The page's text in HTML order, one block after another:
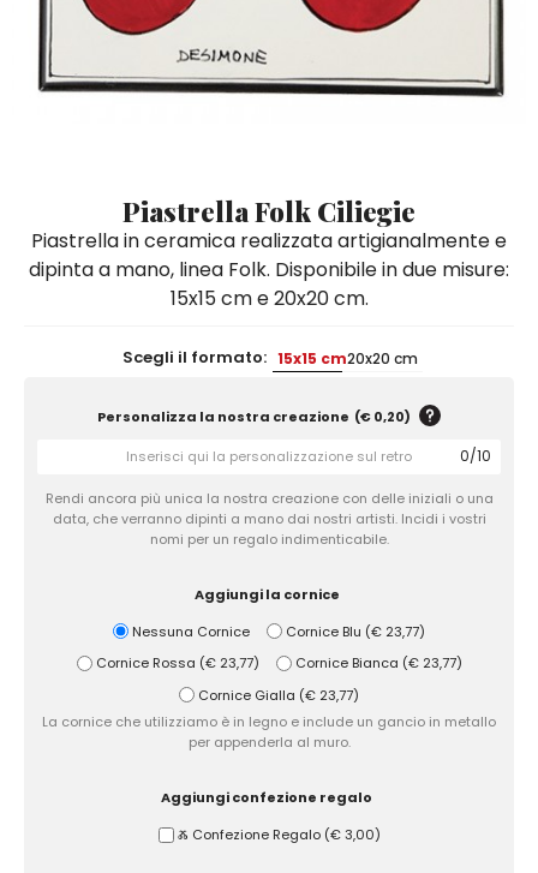
Piastrella Folk Ciliegie
Piastrella in ceramica realizzata artigianalmente e
dipinta a mano, linea Folk. Disponibile in due misure:
15x15 cm e 20x20 cm.
Scegli il formato: 15x15 cm20x20 cm
Personalizza la nostra creazione (€ 0,20)
0/10
Rendi ancora più unica la nostra creazione con delle iniziali o una
data, che verranno dipinti a mano dai nostri artisti. Incidi i vostri
nomi per un regalo indimenticabile.
Aggiungi la cornice
Nessuna Cornice
Cornice Blu (€ 23,77)
Cornice Rossa (€ 23,77) Cornice Bianca (€ 23,77)
Cornice Gialla (€ 23,77)
La cornice che utilizziamo è in legno e include un gancio in metallo
per appenderla al muro.
Aggiungi confezione regalo
Ⰶ Confezione Regalo (€ 3,00)
Quadri e Pannelli per Pareti
Vasi
Scatole
Tegamini
Portatovaglioli
Sale e Pepe - Olio e Aceto
Sottopentola & Sottobottiglia
Tazzine da Caffè con Piattino
Tegami e Zuppiere
De Simone per Giusina
Vasi Mignon
Secchielli Portaghiaccio
Servizi di Piatti
Tazzine da Caffè con Piattino
Tegami e Zuppiere
Teiere
Tovagliette Americane & Sottopiatti
Secchielli Portaghiaccio
Servizi di Piatti
Tazzine da Caffè con Piattino
Tegami e Zuppiere
Teiere
Tovagliette Americane & Sottopiatti